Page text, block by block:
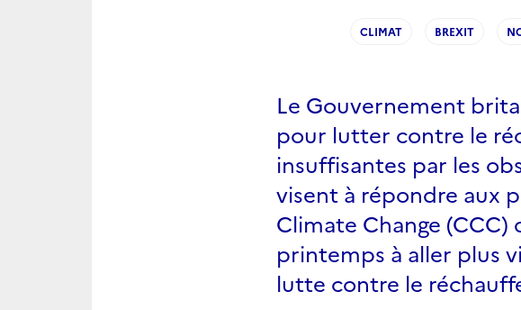
CLIMAT BREXIT
Le Gouvernement
pour lutter contre le
insuffisantes par les
visent à répondre aux
Climate Change
printemps à aller plus
lutte contre le